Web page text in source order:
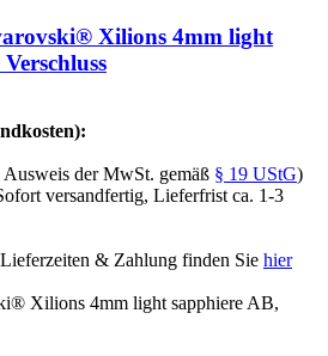
Xilions 4mm light
der MwSt. gemäß § 19 UStG)
versandfertig, Lieferfrist ca. 1-3
& Zahlung finden Sie hier
Xilions 4mm light sapphiere AB,